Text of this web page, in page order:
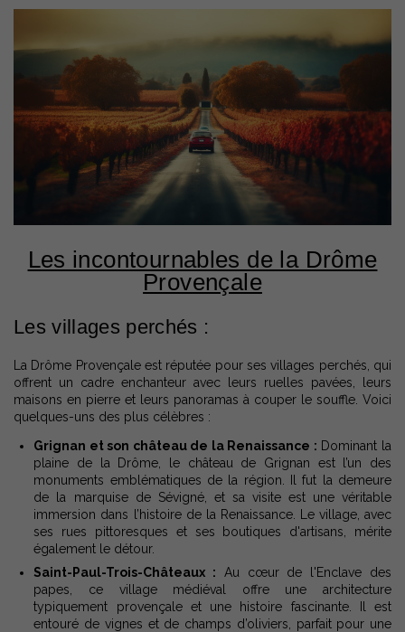
Les incontournables de la Drôme
Provençale
Les villages perchés :
La Drôme Provençale est réputée pour ses villages perchés, qui
offrent un cadre enchanteur avec leurs ruelles pavées, leurs
maisons en pierre et leurs panoramas à couper le souffle. Voici
quelques-uns des plus célèbres :
Grignan et son château de la Renaissance : Dominant la
plaine de la Drôme, le château de Grignan est l’un des
monuments emblématiques de la région. Il fut la demeure
de la marquise de Sévigné, et sa visite est une véritable
immersion dans l’histoire de la Renaissance. Le village, avec
ses rues pittoresques et ses boutiques d'artisans, mérite
également le détour.
Saint-Paul-Trois-Châteaux : Au cœur de l'Enclave des
papes, ce village médiéval offre une architecture
typiquement provençale et une histoire fascinante. Il est
entouré de vignes et de champs d’oliviers, parfait pour une